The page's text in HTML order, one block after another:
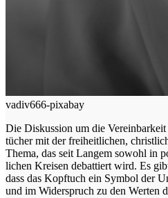
vadiv666-pixabay
Die Dis­kus­si­on um die Ver­ein­bar­keit des Tra­gens isla­mi­scher Kopf­
tü­cher mit der frei­heit­li­chen,
The­ma, das seit Lan­gem sowohl in
li­chen Krei­sen debat­tiert wird. Es
dass das Kopf­tuch ein Sym­bol der
und im Wider­spruch zu den Wer­ten